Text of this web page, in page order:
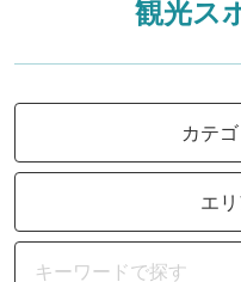
観光ス
カテ
エ